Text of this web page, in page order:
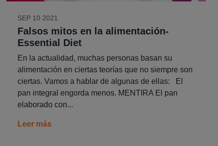
SEP 10 2021
Falsos mitos en la alimentación-
Essential Diet
En la actualidad, muchas personas basan su
alimentación en ciertas teorías que no siempre son
ciertas. Vamos a hablar de algunas de ellas: El
pan integral engorda menos. MENTIRA El pan
elaborado con...
Leer más